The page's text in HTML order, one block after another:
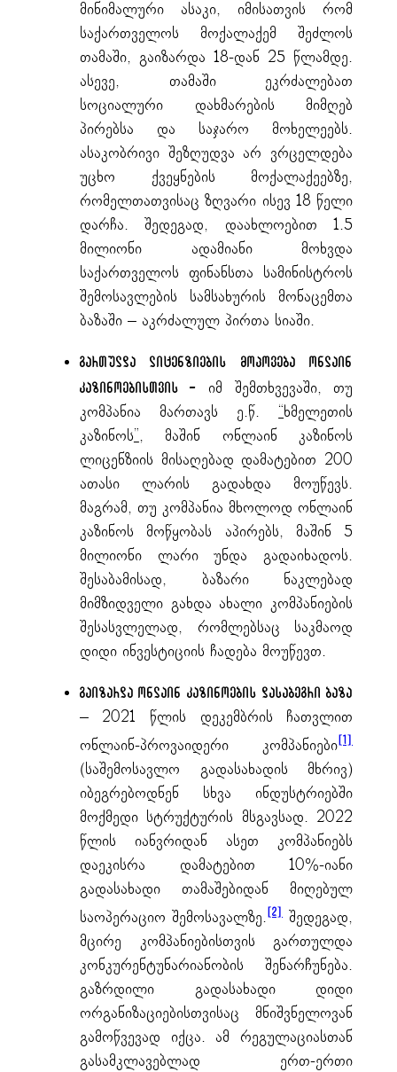
მინიმალური ასაკი, იმისათვის რომ
საქართველოს მოქალაქემ შეძლოს
თამაში, გაიზარდა 18-დან 25 წლამდე.
ასევე, თამაში ეკრძალებათ
სოციალური დახმარების მიმღებ
პირებსა და საჯარო მოხელეებს.
ასაკობრივი შეზღუდვა არ ვრცელდება
უცხო ქვეყნების მოქალაქეებზე,
რომელთათვისაც ზღვარი ისევ 18 წელი
დარჩა. შედეგად, დაახლოებით 1.5
მილიონი ადამიანი მოხვდა
საქართველოს ფინანსთა სამინისტროს
შემოსავლების სამსახურის მონაცემთა
ბაზაში – აკრძალულ პირთა სიაში.
გართულდა ლიცენზიების მოპოვება ონლაინ
კაზინოებისთვის – იმ შემთხვევაში, თუ
კომპანია მართავს ე.წ. “ხმელეთის
კაზინოს”, მაშინ ონლაინ კაზინოს
ლიცენზიის მისაღებად დამატებით 200
ათასი ლარის გადახდა მოუწევს.
მაგრამ, თუ კომპანია მხოლოდ ონლაინ
კაზინოს მოწყობას აპირებს, მაშინ 5
მილიონი ლარი უნდა გადაიხადოს.
შესაბამისად, ბაზარი ნაკლებად
მიმზიდველი გახდა ახალი კომპანიების
შესასვლელად, რომლებსაც საკმაოდ
დიდი ინვესტიციის ჩადება მოუწევთ.
გაიზარდა ონლაინ კაზინოების დასაბეგრი ბაზა
– 2021 წლის დეკემბრის ჩათვლით
ონლაინ-პროვაიდერი კომპანიები [1]
(საშემოსავლო გადასახადის მხრივ)
იბეგრებოდნენ სხვა ინდუსტრიებში
მოქმედი სტრუქტურის მსგავსად. 2022
წლის იანვრიდან ასეთ კომპანიებს
დაეკისრა დამატებით 10%-იანი
გადასახადი თამაშებიდან მიღებულ
საოპერაციო შემოსავალზე. [2]
შედეგად,
მცირე კომპანიებისთვის გართულდა
კონკურენტუნარიანობის შენარჩუნება.
გაზრდილი გადასახადი დიდი
ორგანიზაციებისთვისაც მნიშვნელოვან
გამოწვევად იქცა. ამ რეგულაციასთან
გასამკლავებლად ერთ-ერთი